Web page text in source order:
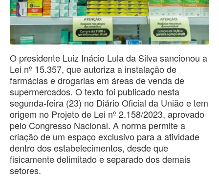
O presidente Luiz Inácio Lula da Silva sancionou a
Lei nº 15.357, que autoriza a instalação de
farmácias e drogarias em áreas de venda de
supermercados. O texto foi publicado nesta
segunda-feira (23) no Diário Oficial da União e tem
origem no Projeto de Lei nº 2.158/2023, aprovado
pelo Congresso Nacional. A norma permite a
criação de um espaço exclusivo para a atividade
dentro dos estabelecimentos, desde que
fisicamente delimitado e separado dos demais
setores.